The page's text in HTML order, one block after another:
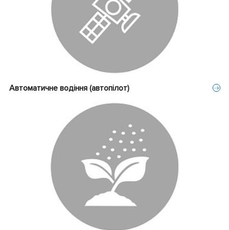
Автоматичне водіння (автопілот)